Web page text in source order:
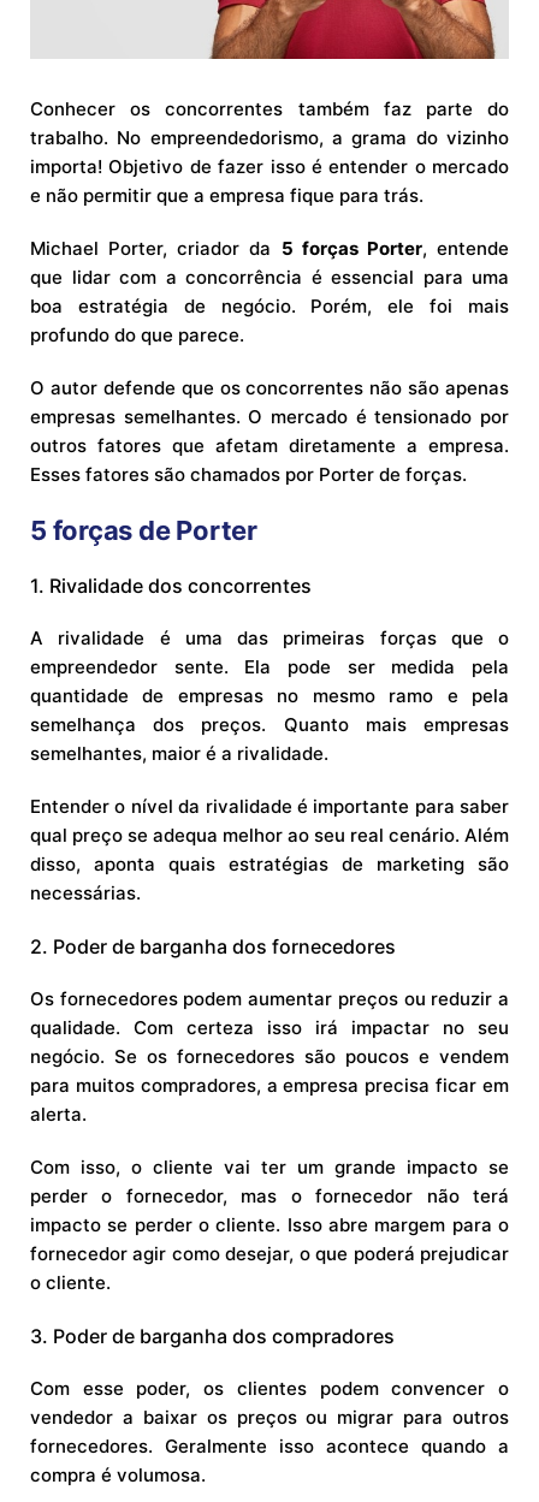
Conhecer os concorrentes também faz parte do
trabalho. No empreendedorismo, a grama do vizinho
importa! Objetivo de fazer isso é entender o mercado
e não permitir que a empresa fique para trás.
Michael Porter, criador da 5 forças Porter, entende
que lidar com a concorrência é essencial para uma
boa estratégia de negócio. Porém, ele foi mais
profundo do que parece.
O autor defende que os concorrentes não são apenas
empresas semelhantes. O mercado é tensionado por
outros fatores que afetam diretamente a empresa.
Esses fatores são chamados por Porter de forças.
5 forças de Porter
1. Rivalidade dos concorrentes
A rivalidade é uma das primeiras forças que o
empreendedor sente. Ela pode ser medida pela
quantidade de empresas no mesmo ramo e pela
semelhança dos preços. Quanto mais empresas
semelhantes, maior é a rivalidade.
Entender o nível da rivalidade é importante para saber
qual preço se adequa melhor ao seu real cenário. Além
disso, aponta quais estratégias de marketing são
necessárias.
2. Poder de barganha dos fornecedores
Os fornecedores podem aumentar preços ou reduzir a
qualidade. Com certeza isso irá impactar no seu
negócio. Se os fornecedores são poucos e vendem
para muitos compradores, a empresa precisa ficar em
alerta.
Com isso, o cliente vai ter um grande impacto se
perder o fornecedor, mas o fornecedor não terá
impacto se perder o cliente. Isso abre margem para o
fornecedor agir como desejar, o que poderá prejudicar
o cliente.
3. Poder de barganha dos compradores
Com esse poder, os clientes podem convencer o
vendedor a baixar os preços ou migrar para outros
fornecedores. Geralmente isso acontece quando a
compra é volumosa.